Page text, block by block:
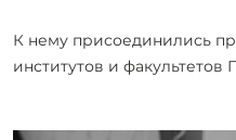
К нему присоединились
институтов и факультетов